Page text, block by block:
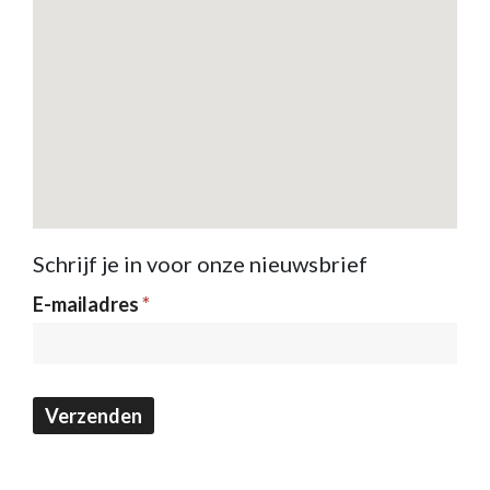
Schrijf je in voor onze nieuwsbrief
Nieuwsbrief
E-mailadres*
Verzenden